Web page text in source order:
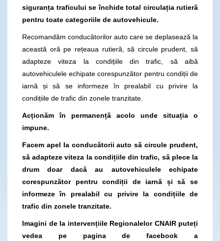
siguranța traficului se închide total circulația rutieră
pentru toate categoriile de autovehicule.
Recomandăm conducătorilor auto care se deplasează la
această oră pe rețeaua rutieră, să circule prudent, să
adapteze viteza la condițiile din trafic, să aibă
autovehiculele echipate corespunzător pentru condiții de
iarnă și să se informeze în prealabil cu privire la
condițiile de trafic din zonele tranzitate.
Acționăm în permanență acolo unde situația o
impune.
Facem apel la conducătorii auto să circule prudent,
să adapteze viteza la condițiile din trafic, să plece la
drum doar dacă au autovehiculele echipate
corespunzător pentru condiții de iarnă și să se
informeze în prealabil cu privire la condițiile de
trafic din zonele tranzitate.
Imagini de la intervențiile Regionalelor CNAIR puteți
vedea pe pagina de facebook a